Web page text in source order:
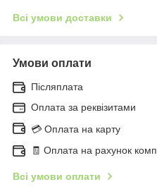
Всі умови доставки
Умови оплати
Післяплата
Оплата за реквізитами
💳 Оплата на карту
🧾 Оплата на рахунок
Всі умови оплати